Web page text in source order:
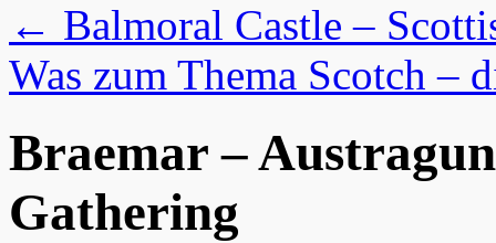
← Balmoral Castle –
Was zum Thema Scotch
Braemar –
Gathering